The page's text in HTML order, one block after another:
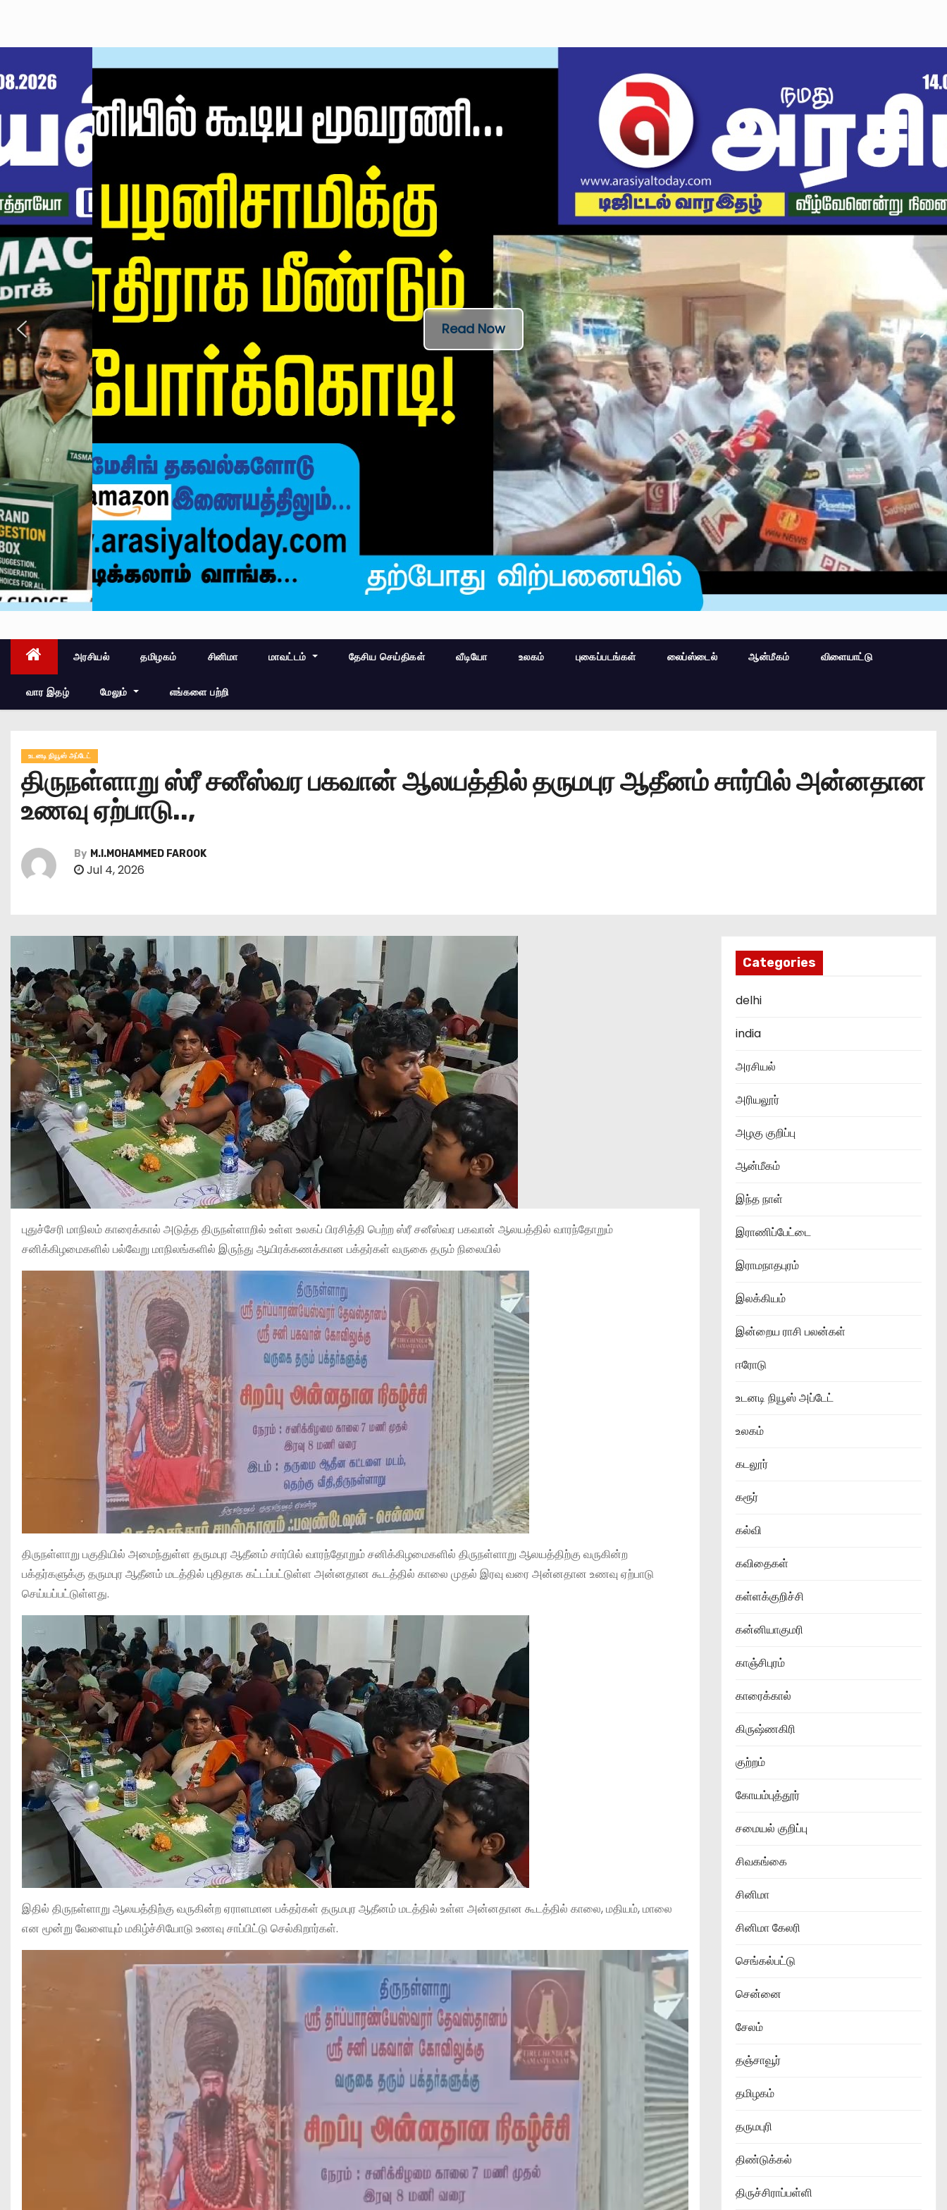
Read Now
அரசியல் தமிழகம் சினிமா மாவட்டம் தேசிய செய்திகள் வீடியோ உலகம் புகைப்படங்கள் லைப்ஸ்டைல் ஆன்மீகம் விளையாட்டு
வார இதழ் மேலும் எங்களை பற்றி
உடனடி நியூஸ் அப்டேட்
திருநள்ளாறு ஸ்ரீ சனீஸ்வர பகவான் ஆலயத்தில் தருமபுர ஆதீனம் சார்பில் அன்னதான
உணவு ஏற்பாடு..,
By M.I.MOHAMMED FAROOK
Jul 4, 2026
புதுச்சேரி மாநிலம் காரைக்கால் அடுத்த திருநள்ளாறில் உள்ள உலகப் பிரசித்தி பெற்ற ஸ்ரீ சனீஸ்வர பகவான் ஆலயத்தில் வாரந்தோறும்
சனிக்கிழமைகளில் பல்வேறு மாநிலங்களில் இருந்து ஆயிரக்கணக்கான பக்தர்கள் வருகை தரும் நிலையில்
திருநள்ளாறு பகுதியில் அமைந்துள்ள தருமபுர ஆதீனம் சார்பில் வாரந்தோறும் சனிக்கிழமைகளில் திருநள்ளாறு ஆலயத்திற்கு வருகின்ற
பக்தர்களுக்கு தருமபுர ஆதீனம் மடத்தில் புதிதாக கட்டப்பட்டுள்ள அன்னதான கூடத்தில் காலை முதல் இரவு வரை அன்னதான உணவு ஏற்பாடு
செய்யப்பட்டுள்ளது.
இதில் திருநள்ளாறு ஆலயத்திற்கு வருகின்ற ஏராளமான பக்தர்கள் தருமபுர ஆதீனம் மடத்தில் உள்ள அன்னதான கூடத்தில் காலை, மதியம், மாலை
என மூன்று வேளையும் மகிழ்ச்சியோடு உணவு சாப்பிட்டு செல்கிறார்கள்.
Categories
delhi
india
அரசியல்
அரியலூர்
அழகு குறிப்பு
ஆன்மீகம்
இந்த நாள்
இராணிப்பேட்டை
இராமநாதபுரம்
இலக்கியம்
இன்றைய ராசி பலன்கள்
ஈரோடு
உடனடி நியூஸ் அப்டேட்
உலகம்
கடலூர்
கரூர்
கல்வி
கவிதைகள்
கள்ளக்குறிச்சி
கன்னியாகுமரி
காஞ்சிபுரம்
காரைக்கால்
கிருஷ்ணகிரி
குற்றம்
கோயம்புத்தூர்
சமையல் குறிப்பு
சிவகங்கை
சினிமா
சினிமா கேலரி
செங்கல்பட்டு
சென்னை
சேலம்
தஞ்சாவூர்
தமிழகம்
தருமபுரி
திண்டுக்கல்
திருச்சிராப்பள்ளி